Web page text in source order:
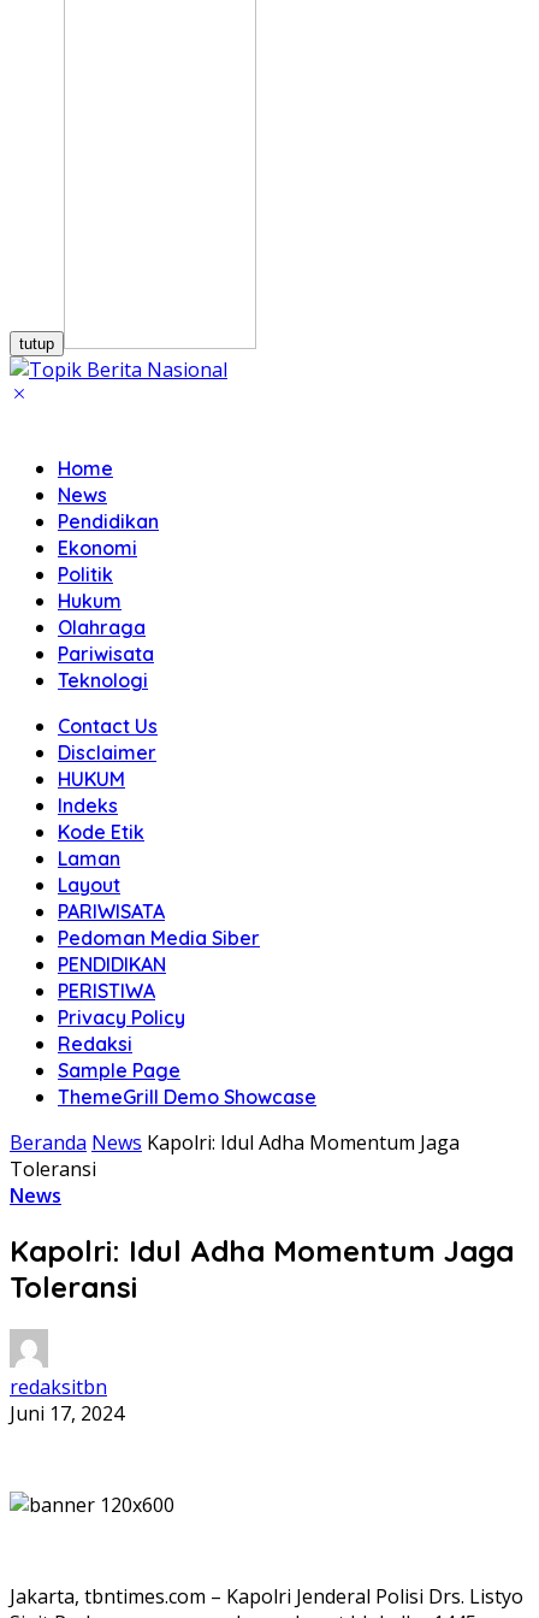
tutup
Home
News
Pendidikan
Ekonomi
Politik
Hukum
Olahraga
Pariwisata
Teknologi
Contact Us
Disclaimer
HUKUM
Indeks
Kode Etik
Laman
Layout
PARIWISATA
Pedoman Media Siber
PENDIDIKAN
PERISTIWA
Privacy Policy
Redaksi
Sample Page
ThemeGrill Demo Showcase
Beranda News Kapolri: Idul Adha Momentum Jaga
Toleransi
News
Kapolri: Idul Adha Momentum Jaga
Toleransi
redaksitbn
Juni 17, 2024
Jakarta, tbntimes.com – Kapolri Jenderal Polisi Drs. Listyo